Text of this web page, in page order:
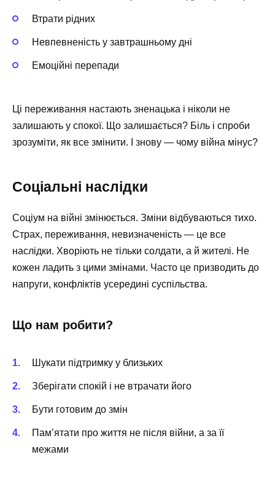
Втрати рідних
Невпевненість у завтрашньому дні
Емоційні перепади
Ці переживання настають зненацька і ніколи не
залишають у спокої. Що залишається? Біль і спроби
зрозуміти, як все змінити. І знову — чому війна мінус?
Соціальні наслідки
Соціум на війні змінюється. Зміни відбуваються тихо.
Страх, переживання, невизначеність — це все
наслідки. Хворіють не тільки солдати, а й жителі. Не
кожен ладить з цими змінами. Часто це призводить до
напруги, конфліктів усередині суспільства.
Що нам робити?
Шукати підтримку у близьких
Зберігати спокій і не втрачати його
Бути готовим до змін
Пам’ятати про життя не після війни, а за її
межами